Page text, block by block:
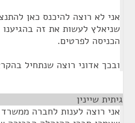
אני לא רוצה להיכנס כאן
שניאלץ לעשות את זה
הכניסה לפרטים.
ובכך אדוני רוצה שנתחיל
גיתית שיינין
אני רוצה לענות לחברה